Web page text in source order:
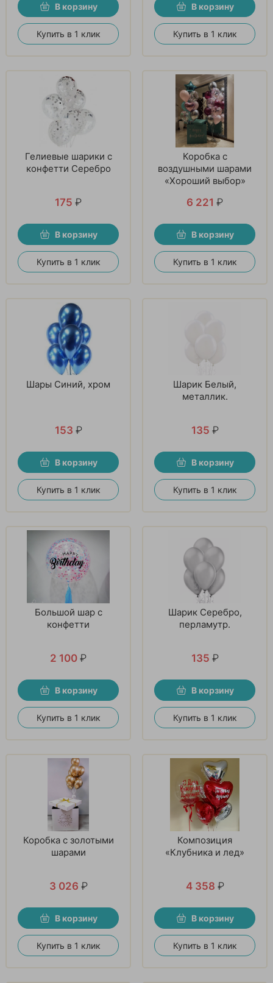
В корзину
Купить в 1 клик
В корзину
Купить в 1 клик
Гелиевые шарики с
конфетти Серебро
175 ₽
В корзину
Купить в 1 клик
Коробка с
воздушными шарами
«Хороший выбор»
6 221 ₽
В корзину
Купить в 1 клик
Шары Синий, хром
153 ₽
В корзину
Купить в 1 клик
Шарик Белый,
металлик.
135 ₽
В корзину
Купить в 1 клик
Большой шар с
конфетти
2 100 ₽
В корзину
Купить в 1 клик
Шарик Серебро,
перламутр.
135 ₽
В корзину
Купить в 1 клик
Коробка с золотыми
шарами
3 026 ₽
В корзину
Купить в 1 клик
Композиция
«Клубника и лед»
4 358 ₽
В корзину
Купить в 1 клик